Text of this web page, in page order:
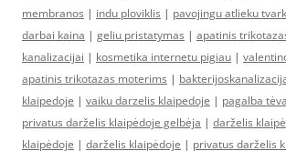
membranos | indu ploviklis | pavojingu atlieku
darbai kaina | geliu pristatymas | apatinis
kanalizacijai | kosmetika internetu pigiau |
apatinis trikotazas moterims |
klaipedoje | vaiku darzelis klaipedoje | pagalba
privatus darželis klaipėdoje gelbėja | darželis
klaipėdoje | darželis klaipėdoje | privatus darželis